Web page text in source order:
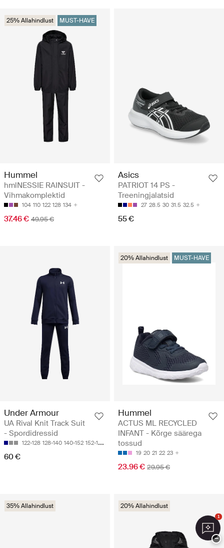
25% Allahindlust MUST-HAVE
Hummel
hmlNESSIE RAINSUIT -
Vihmakomplektid
104 110 122 128 134
37.46 € 49.95 €
Asics
PATRIOT 14 PS -
Treeningjalatsid
27 28.5 30 31.5 32.5
55 €
Under Armour
UA Rival Knit Track Suit
- Spordidressid
122-128 128-140 140-152 152-158 158-170
60 €
20% Allahindlust MUST-HAVE
Hummel
ACTUS ML RECYCLED
INFANT - Kõrge säärega
tossud
19 20 21 22 23
23.96 € 29.95 €
35% Allahindlust 20% Allahindlust
1
−